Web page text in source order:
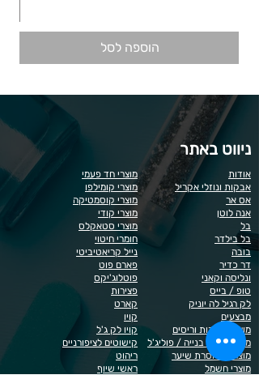
הוספה לסל
ניווט באתר
מוצרי חד פעמי
מוצרי קומילפו
מוצרי קוסמטיקה
מוצרי קודי
מוצרי סטאקלס
חומרי חיטוי
נייל קריאטיביטי
פארם פוט
פוטלוג'יקס
פצירות
קארט
קויו
קויו לק ג'ל
קישוטים לציפורניים
ריהוט
ראשי שיוף
אודות
אבקות ונוזלי אקריל
אס אר
אנה לוטן
בל
בל בילדר
בובה
דר כדיר
ונליסה וקאני
טופ / בייס
לק רגיל לה יוניק
מבצעים
מוצרים לגבות וריסים
מוצרים לג'ל בנייה / פוליג'ל
מוצרים להסרת שיער
מוצרי חשמל